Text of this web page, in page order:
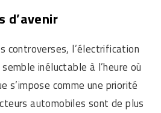
d’avenir
controverses, l’électrification
inéluctable à l’heure où
s’impose comme une priorité
automobiles sont de plus